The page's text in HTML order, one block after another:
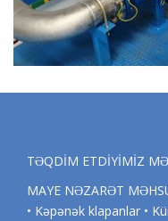
TƏQDİM ETDİYİMİZ
MAYE NƏZARƏT
• Kəpənək klapanlar •